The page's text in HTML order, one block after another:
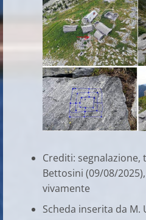
Crediti: segnalazione,
Bettosini (09/08/
vivamente
Scheda inserita da M.